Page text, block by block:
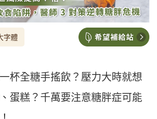
字體
杯全糖手搖飲？壓力大時就想
蛋糕？千萬要注意糖胖症可能